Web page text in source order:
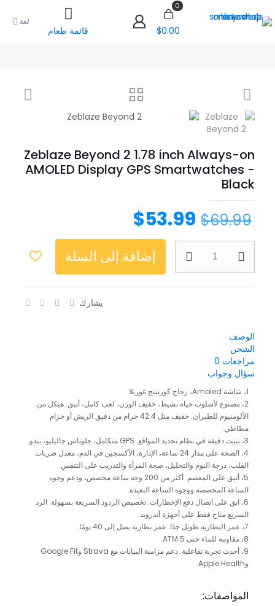
0
$0.00 قائمة طعام
لغة
Zeblaze Beyond 2 1.78 inch Always-on
AMOLED Display GPS Smartwatches -
Black
$69.99
$53.99
إضافة إلى السلة
يشارك
الوصف
الشحن
مراجعات 0
سؤال وجواب
1، شاشة Amoled، زجاج كورنينج غوريلا.
2، مصنوع لأسلوب حياة نشيط، خفيف الوزن، لعب كامل، أنيق. هيكل من
الألومنيوم للطيران. خفيف مثل 42.4 جرام من دقيق الريش أو حزام
مطاطي.
3، بنيت دقيقة في نظام تحديد المواقع. GPS متكامل، جلوناس جاليليو، بيدو.
4، الصحة على مدار 24 ساعة، الإدارة، الأكسجين في الدم، معدل ضربات
القلب، درجة النوم والتحليل، صحة المرأة والتدريب على التنفس.
5، أنيق على المعصم. أكثر من 200 وجه ساعة مخصص، ودعم وجوه
الساعة المخصصة ووجوه الساعة البعيدة.
6، ابق على اتصال دفع الإخطارات. تخصيص الردود السريعة بسهولة. الرد
السريع متاح فقط على أجهزة أندرويد.
7، عمر البطارية طويل جدًا. عمر بطارية يصل إلى 40 يومًا.
8، مقاومة للماء حتى 5 ATM.
9، أحدث تجربة تفاعلية. دعم مزامنة البيانات مع Strava وGoogle Fit
وApple Health.
المواصفات: